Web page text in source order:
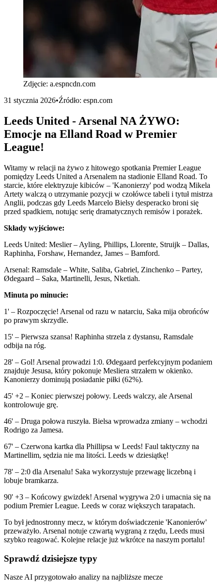
Zdjęcie: a.espncdn.com
31 stycznia 2026•Źródło: espn.com
Leeds United - Arsenal NA ŻYWO:
Emocje na Elland Road w Premier
League!
Witamy w relacji na żywo z hitowego spotkania Premier League
pomiędzy Leeds United a Arsenalem na stadionie Elland Road. To
starcie, które elektryzuje kibiców – 'Kanonierzy' pod wodzą Mikela
Artety walczą o utrzymanie pozycji w czołówce tabeli i tytuł mistrza
Anglii, podczas gdy Leeds Marcelo Bielsy desperacko broni się
przed spadkiem, notując serię dramatycznych remisów i porażek.
Składy wyjściowe:
Leeds United: Meslier – Ayling, Phillips, Llorente, Struijk – Dallas,
Raphinha, Forshaw, Hernandez, James – Bamford.
Arsenal: Ramsdale – White, Saliba, Gabriel, Zinchenko – Partey,
Ødegaard – Saka, Martinelli, Jesus, Nketiah.
Minuta po minucie:
1' – Rozpoczęcie! Arsenal od razu w natarciu, Saka mija obrońców
po prawym skrzydle.
15' – Pierwsza szansa! Raphinha strzela z dystansu, Ramsdale
odbija na róg.
28' – Gol! Arsenal prowadzi 1:0. Ødegaard perfekcyjnym podaniem
znajduje Jesusa, który pokonuje Mesliera strzałem w okienko.
Kanonierzy dominują posiadanie piłki (62%).
45' +2 – Koniec pierwszej połowy. Leeds walczy, ale Arsenal
kontrolowuje grę.
46' – Druga połowa ruszyła. Bielsa wprowadza zmiany – wchodzi
Rodrigo za Jamesa.
67' – Czerwona kartka dla Phillipsa w Leeds! Faul taktyczny na
Martinellim, sędzia nie ma litości. Leeds w dziesiątkę!
78' – 2:0 dla Arsenalu! Saka wykorzystuje przewagę liczebną i
lobuje bramkarza.
90' +3 – Końcowy gwizdek! Arsenal wygrywa 2:0 i umacnia się na
podium Premier League. Leeds w coraz większych tarapatach.
To był jednostronny mecz, w którym doświadczenie 'Kanonierów'
przeważyło. Arsenal notuje czwartą wygraną z rzędu, Leeds musi
szybko reagować. Kolejne relacje już wkrótce na naszym portalu!
Sprawdź dzisiejsze typy
Nasze AI przygotowało analizy na najbliższe mecze